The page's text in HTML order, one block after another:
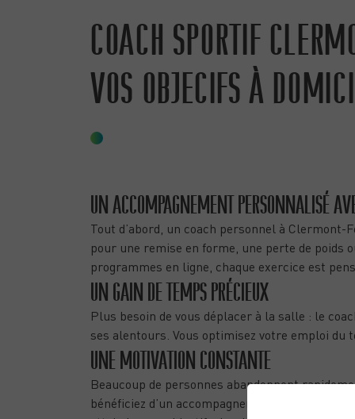
COACH SPORTIF
VOS OBJECIFS À
UN ACCOMPAGNEMENT PERSONNALISÉ
Tout d’abord, un coach personnel à Clermont-
pour une remise en forme, une perte de poids
programmes en ligne, chaque exercice est
UN GAIN DE TEMPS PRÉCIEUX
Plus besoin de vous déplacer à la salle : le
ses alentours. Vous optimisez votre emploi du
UNE MOTIVATION CONSTANTE
Beaucoup de personnes abandonnent
bénéficiez d’un accompagnement humain et